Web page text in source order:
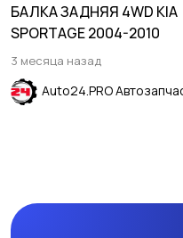
БАЛКА ЗАДНЯЯ 4WD KIA
SPORTAGE 2004-2010
3 месяца назад